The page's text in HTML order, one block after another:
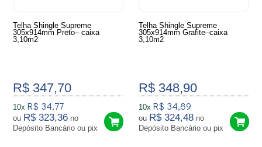
Telha Shingle Supreme
305x914mm Preto– caixa
3,10m2
R$ 347,70
10x R$ 34,77
ou R$ 323,36 no
Depósito Bancário ou pix
Telha Shingle Supreme
305x914mm Grafite–caixa
3,10m2
R$ 348,90
10x R$ 34,89
ou R$ 324,48 no
Depósito Bancário ou pix